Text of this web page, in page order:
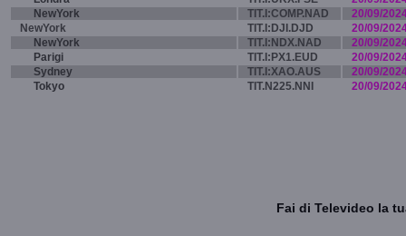
NewYork
TIT.I:COMP.NAD
20/09/
NewYork
TIT.I:DJI.DJD
20/09/
NewYork
TIT.I:NDX.NAD
20/09/
Parigi
TIT.I:PX1.EUD
20/09/
Sydney
TIT.I:XAO.AUS
20/09/
Tokyo
TIT.N225.NNI 20/09/
Fai di Televideo la